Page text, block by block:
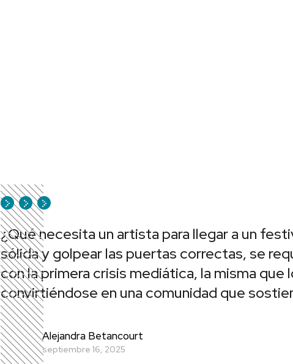
¿Qué necesita un artista para llegar a un
sólida y golpear las puertas correctas, se
con la primera crisis mediática, la misma
convirtiéndose en una comunidad que
Alejandra Betancourt
septiembre 16, 2025